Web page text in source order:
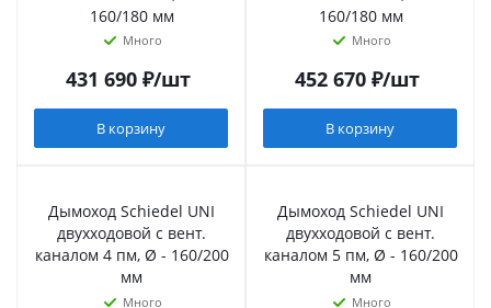
160/180 мм
Много
431 690₽/шт
В корзину
160/180 мм
Много
452 670₽/шт
В корзину
Дымоход Schiedel UNI
двухходовой с вент.
каналом 4 пм, Ø - 160/200
мм
Много
Дымоход Schiedel UNI
двухходовой с вент.
каналом 5 пм, Ø - 160/200
мм
Много